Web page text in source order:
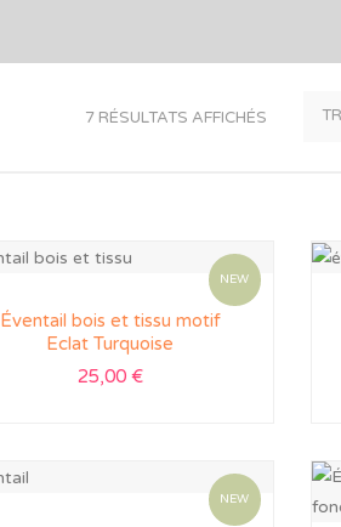
7 RÉSULTATS AFFICHÉS
NEW
Éventail bois et tissu motif
Eclat Turquoise
25,00 €
NEW